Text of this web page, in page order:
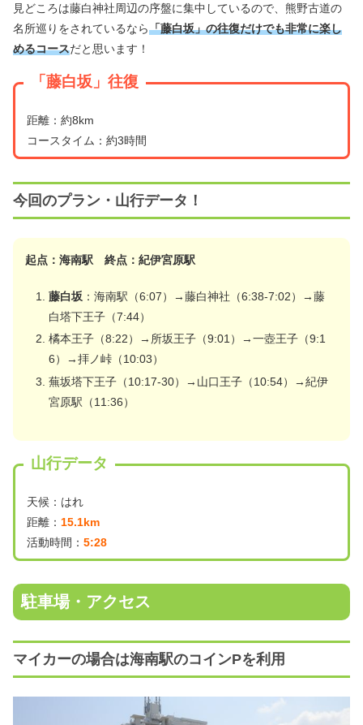
見どころは藤白神社周辺の序盤に集中しているので、熊野古道の
名所巡りをされているなら「藤白坂」の往復だけでも非常に楽し
めるコースだと思います！
「藤白坂」往復
距離：約8km
コースタイム：約3時間
今回のプラン・山行データ！
起点：海南駅 終点：紀伊宮原駅
藤白坂 ：海南駅（6:07）→藤白神社（6:38-7:02）→藤
白塔下王子（7:44）
橘本王子（8:22）→所坂王子（9:01）→一壺王子（9:1
6）→拝ノ峠（10:03）
蕪坂塔下王子（10:17-30）→山口王子（10:54）→紀伊
宮原駅（11:36）
山行データ
天候：はれ
距離： 15.1km
活動時間： 5:28
駐車場・アクセス
マイカーの場合は海南駅のコインPを利用